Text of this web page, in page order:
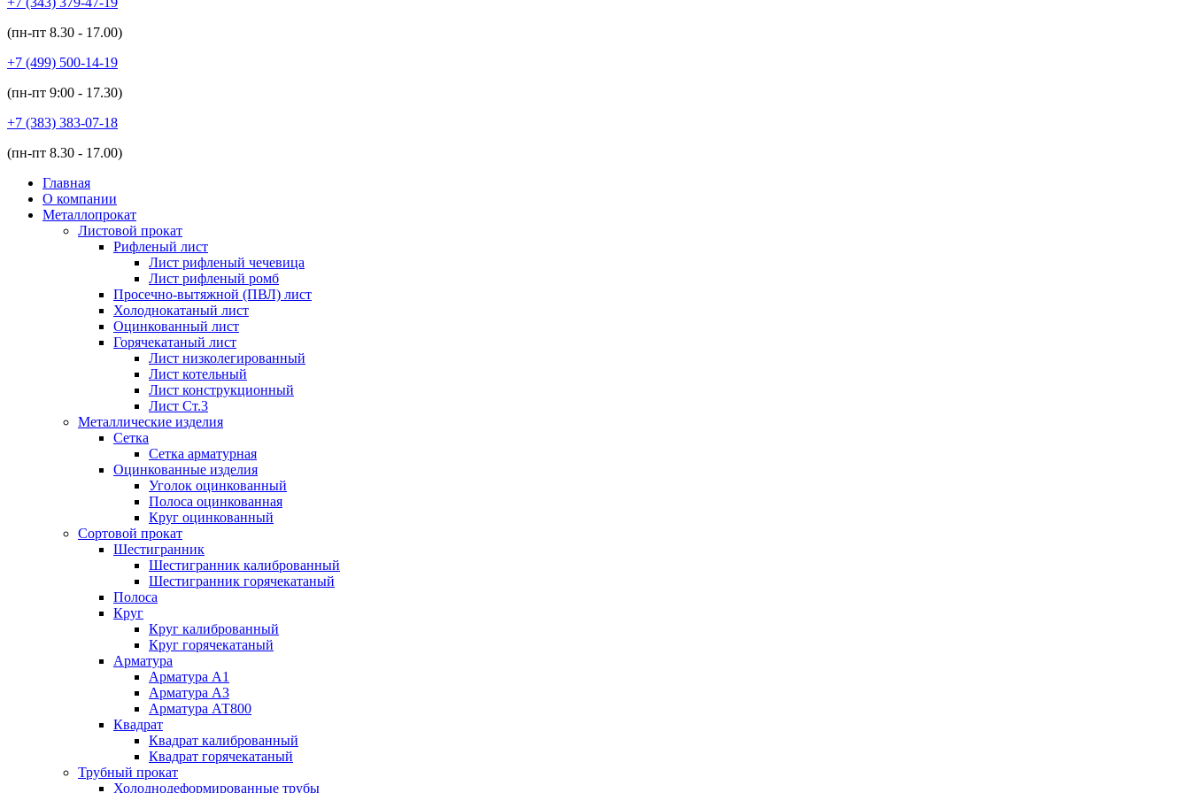
(пн-пт 8.30 - 17.00)
+7 (499) 500-14-19
(пн-пт 9:00 - 17.30)
+7 (383) 383-07-18
(пн-пт 8.30 - 17.00)
Главная
О компании
Металлопрокат
Листовой прокат
Рифленый лист
Лист рифленый чечевица
Лист рифленый ромб
Просечно-вытяжной (ПВЛ) лист
Холоднокатаный лист
Оцинкованный лист
Горячекатаный лист
Лист низколегированный
Лист котельный
Лист конструкционный
Лист Ст.3
Металлические изделия
Сетка
Сетка арматурная
Оцинкованные изделия
Уголок оцинкованный
Полоса оцинкованная
Круг оцинкованный
Сортовой прокат
Шестигранник
Шестигранник калиброванный
Шестигранник горячекатаный
Полоса
Круг
Круг калиброванный
Круг горячекатаный
Арматура
Арматура А1
Арматура А3
Арматура АТ800
Квадрат
Квадрат калиброванный
Квадрат горячекатаный
Трубный прокат
Холоднодеформированные трубы